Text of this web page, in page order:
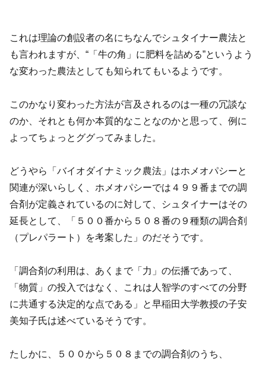
これは理論の創設者の名にちなんでシュタイナー農法と
も言われますが、“「牛の角」に肥料を詰める”というよう
な変わった農法としても知られてもいるようです。
このかなり変わった方法が言及されるのは一種の冗談な
のか、それとも何か本質的なことなのかと思って、例に
よってちょっとググってみました。
どうやら「バイオダイナミック農法」はホメオパシーと
関連が深いらしく、ホメオパシーでは４９９番までの調
合剤が定義されているのに対して、シュタイナーはその
延長として、「５００番から５０８番の９種類の調合剤
（プレパラート）を考案した」のだそうです。
「調合剤の利用は、あくまで「力」の伝播であって、
「物質」の投入ではなく、これは人智学のすべての分野
に共通する決定的な点である」と早稲田大学教授の子安
美知子氏は述べているそうです。
たしかに、５００から５０８までの調合剤のうち、